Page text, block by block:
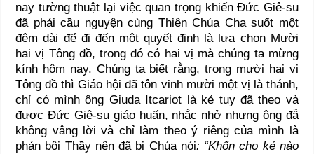
nay tường thuật lại việc quan trọng khiến Đức Giê-su
đã phải cầu nguyện cùng Thiên Chúa Cha suốt một
đêm dài để đi đến một quyết định là lựa chọn Mười
hai vị Tông đồ, trong đó có hai vị mà chúng ta mừng
kính hôm nay. Chúng ta biết rằng, trong mười hai vị
Tông đồ thì Giáo hội đã tôn vinh mười một vị là thánh,
chỉ có mình ông Giuda Itcariot là kẻ tuy đã theo và
được Đức Giê-su giáo huấn, nhắc nhở nhưng ông đẫ
không vâng lời và chỉ làm theo ý riêng của mình là
phản bội Thầy nên đã bị Chúa nói: “Khốn cho kẻ nào